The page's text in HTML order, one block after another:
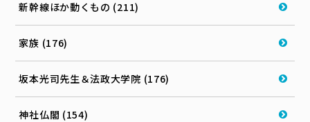
新幹線ほか動くもの (211)
家族 (176)
坂本光司先生＆法政大学院 (176)
神社仏閣 (154)